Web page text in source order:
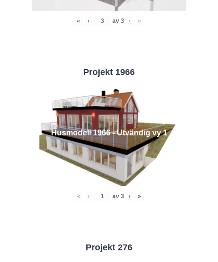
« ‹ av 3 › »
Projekt 1966
Husmodell 1966 - Utvändig vy 1
« ‹ av 3 › »
Projekt 276